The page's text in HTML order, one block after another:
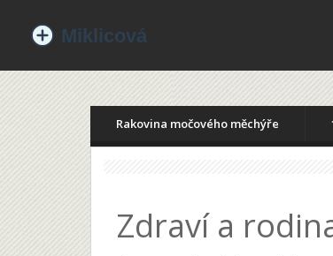
Rakovina močového měchýře
Zdraví a